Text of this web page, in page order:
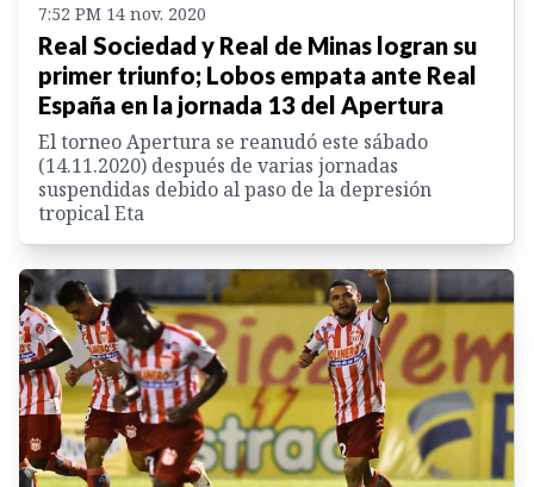
7:52 PM 14 nov. 2020
Real Sociedad y Real de Minas logran su
primer triunfo; Lobos empata ante Real
España en la jornada 13 del Apertura
El torneo Apertura se reanudó este sábado
(14.11.2020) después de varias jornadas
suspendidas debido al paso de la depresión
tropical Eta